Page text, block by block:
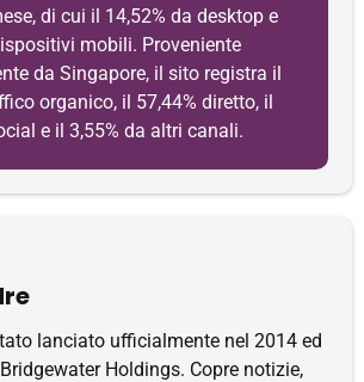
di cui il 14,52% da desktop e
mobili. Proveniente
da Singapore, il sito registra il
organico, il 57,44% diretto, il
e il 3,55% da altri canali.
lanciato ufficialmente nel 2014 ed
Holdings. Copre notizie,